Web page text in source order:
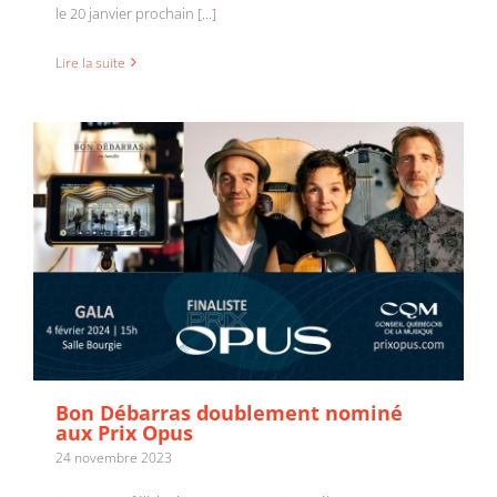
le 20 janvier prochain [...]
Lire la suite
Bon Débarras doublement nominé
aux Prix Opus
24 novembre 2023